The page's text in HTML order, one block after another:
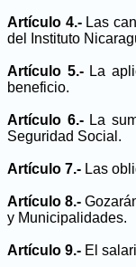
Artículo 4.- Las
del Instituto
Artículo 5.- La
beneficio.
Artículo 6.- La
Seguridad Social.
Artículo 7.- Las
Artículo 8.-
y Municipalidades.
Artículo 9.- El